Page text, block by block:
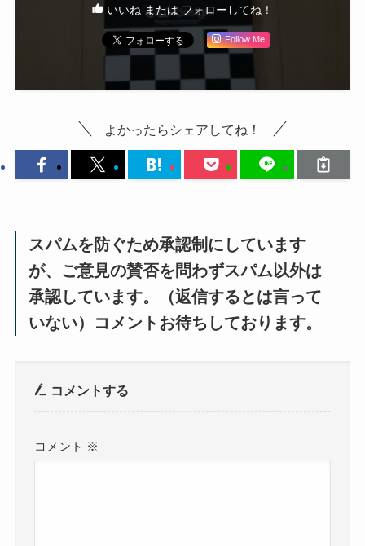
いいね または フォローしてね！
Follow Me
よかったらシェアしてね！
スパムを防ぐため承認制にしています
が、ご意見の賛否を問わずスパム以外は
承認しています。（返信するとは言って
いない）コメントお待ちしております。
コメントする
コメント ※